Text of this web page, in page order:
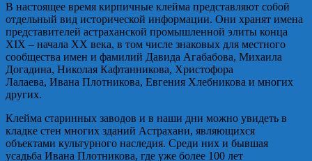
В настоящее время кирпичные клейма представляют собой
отдельный вид исторической информации. Они хранят имена
представителей астраханской промышленной элиты конца
XIX – начала XX века, в том числе знаковых для местного
сообщества имен и фамилий Давида Агабабова, Михаила
Догадина, Николая Кафтанникова, Христофора
Лалаева, Ивана Плотникова, Евгения Хлебникова и многих
других.
Клейма старинных заводов и в наши дни можно увидеть в
кладке стен многих зданий Астрахани, являющихся
объектами культурного наследия. Среди них и бывшая
усадьба Ивана Плотникова, где уже более 100 лет